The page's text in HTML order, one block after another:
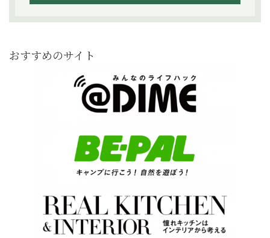
おすすめのサイト